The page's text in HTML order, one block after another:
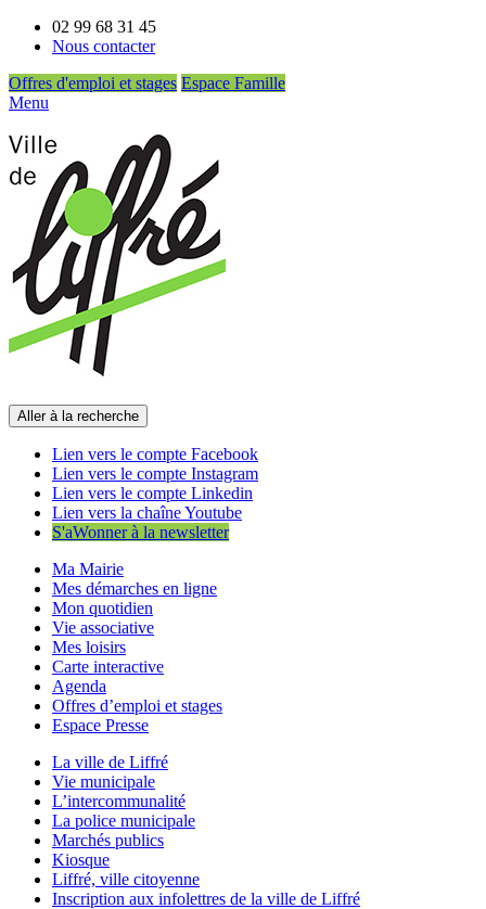
02 99 68 31 45
Nous contacter
Offres d'emploi et stages Espace Famille
Menu
Aller à la recherche
Lien vers le compte Facebook
Lien vers le compte Instagram
Lien vers le compte Linkedin
Lien vers la chaîne Youtube
S'aWonner à la newsletter
Ma Mairie
Mes démarches en ligne
Mon quotidien
Vie associative
Mes loisirs
Carte interactive
Agenda
Offres d’emploi et stages
Espace Presse
La ville de Liffré
Vie municipale
L’intercommunalité
La police municipale
Marchés publics
Kiosque
Liffré, ville citoyenne
Inscription aux infolettres de la ville de Liffré